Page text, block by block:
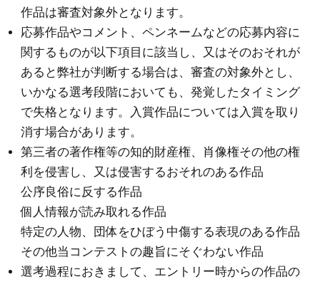
作品は審査対象外となります。
応募作品やコメント、ペンネームなどの応募内容に
関するものが以下項目に該当し、又はそのおそれが
あると弊社が判断する場合は、審査の対象外とし、
いかなる選考段階においても、発覚したタイミング
で失格となります。入賞作品については入賞を取り
消す場合があります。
第三者の著作権等の知的財産権、肖像権その他の権
利を侵害し、又は侵害するおそれのある作品
公序良俗に反する作品
個人情報が読み取れる作品
特定の人物、団体をひぼう中傷する表現のある作品
その他当コンテストの趣旨にそぐわない作品
選考過程におきまして、エントリー時からの作品の